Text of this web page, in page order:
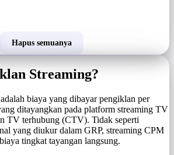
Hapus semuanya
Streaming?
adalah biaya yang dibayar pengiklan per
ditayangkan pada platform streaming TV
TV terhubung (CTV). Tidak seperti
yang diukur dalam GRP, streaming CPM
tingkat tayangan langsung.